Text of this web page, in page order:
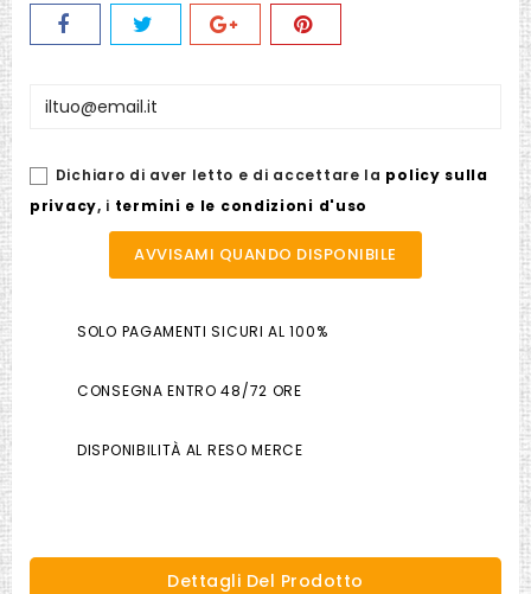
Dichiaro di aver letto e di accettare la policy sulla
privacy, i termini e le condizioni d'uso
AVVISAMI QUANDO DISPONIBILE
SOLO PAGAMENTI SICURI AL 100%
CONSEGNA ENTRO 48/72 ORE
DISPONIBILITÀ AL RESO MERCE
Dettagli Del Prodotto